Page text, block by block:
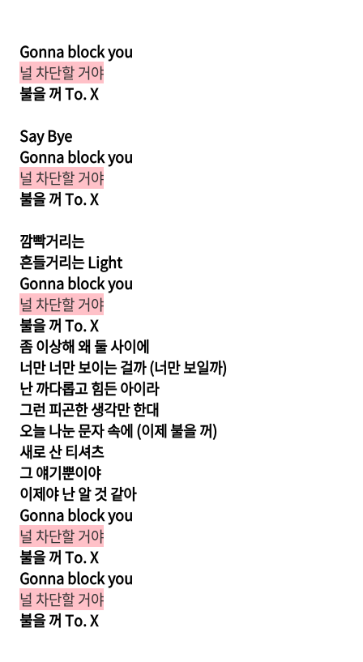
Gonna block you
널 차단할 거야
불을 꺼 To. X
Say Bye
Gonna block you
널 차단할 거야
불을 꺼 To. X
깜빡거리는
흔들거리는 Light
Gonna block you
널 차단할 거야
불을 꺼 To. X
좀 이상해 왜 둘 사이에
너만 너만 보이는 걸까 (너만 보일까)
난 까다롭고 힘든 아이라
그런 피곤한 생각만 한대
오늘 나눈 문자 속에 (이제 불을 꺼)
새로 산 티셔츠
그 얘기뿐이야
이제야 난 알 것 같아
Gonna block you
널 차단할 거야
불을 꺼 To. X
Gonna block you
널 차단할 거야
불을 꺼 To. X